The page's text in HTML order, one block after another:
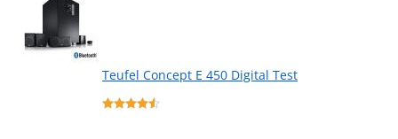
Teufel Concept E 450 Digital Test